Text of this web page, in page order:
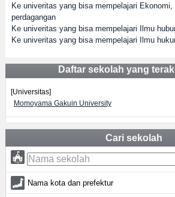
Ke univeritas yang bisa mempelajari
perdagangan
Ke univeritas yang bisa mempelajari Ilmu
Ke univeritas yang bisa mempelajari Ilmu
Daftar sekolah yang
[Universitas]
Momoyama Gakuin University
Cari sekolah
Nama kota dan prefektur